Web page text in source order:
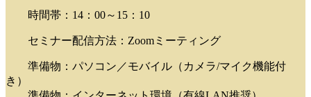
時間帯：14：00～15：10
セミナー配信方法：Zoomミーティング
準備物：パソコン／モバイル（カメラ/マイク機能付
き）